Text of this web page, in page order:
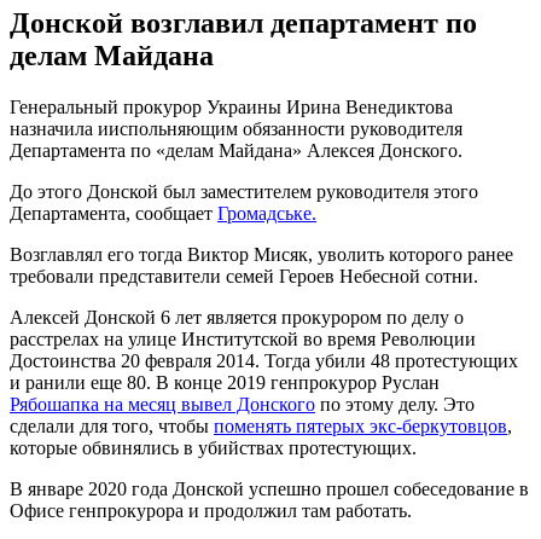
Донской возглавил департамент по
делам Майдана
Генеральный прокурор Украины Ирина Венедиктова
назначила ииспольняющим обязанности руководителя
Департамента по «делам Майдана» Алексея Донского.
До этого Донской был заместителем руководителя этого
Департамента, сообщает Громадське.
Возглавлял его тогда Виктор Мисяк, уволить которого ранее
требовали представители семей Героев Небесной сотни.
Алексей Донской 6 лет является прокурором по делу о
расстрелах на улице Институтской во время Революции
Достоинства 20 февраля 2014. Тогда убили 48 протестующих
и ранили еще 80. В конце 2019 генпрокурор Руслан
Рябошапка на месяц вывел Донского по этому делу. Это
сделали для того, чтобы поменять пятерых экс-беркутовцов,
которые обвинялись в убийствах протестующих.
В январе 2020 года Донской успешно прошел собеседование в
Офисе генпрокурора и продолжил там работать.